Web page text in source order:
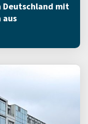
Deutschland mit